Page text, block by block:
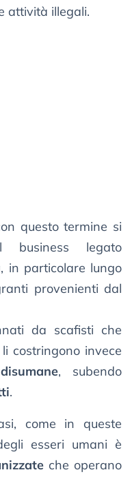
attività illegali.
questo termine si
legato
, in particolare lungo
provenienti dal
da scafisti che
costringono invece
, subendo
.
come in queste
esseri umani è
che operano